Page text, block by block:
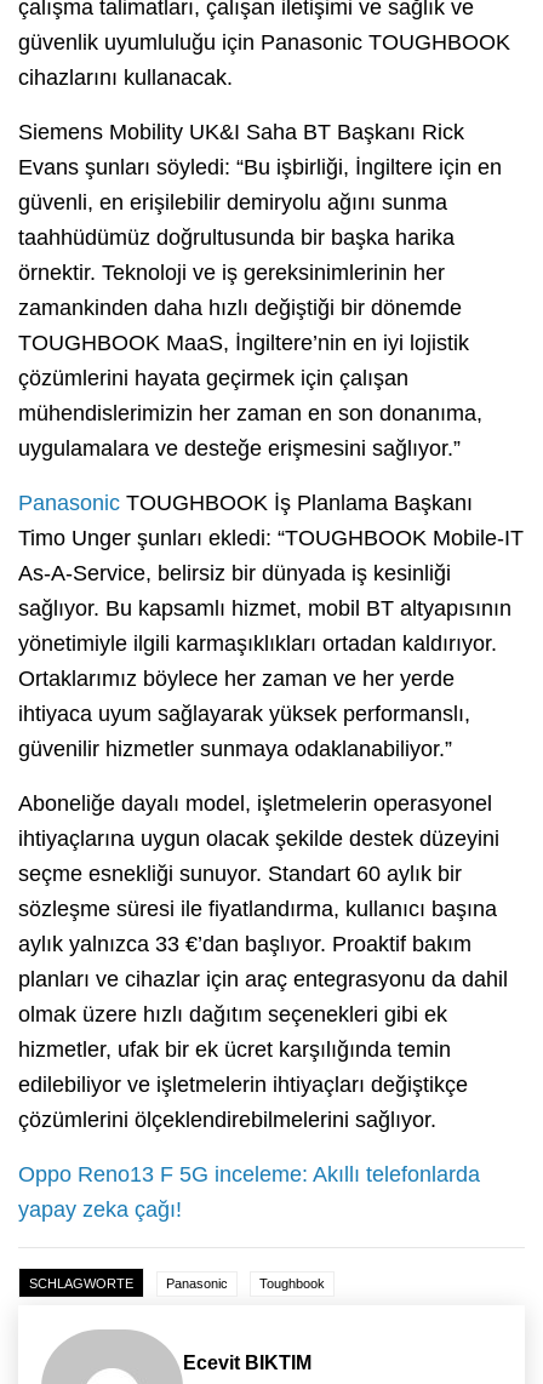
çalışma talimatları, çalışan iletişimi ve sağlık ve
güvenlik uyumluluğu için Panasonic TOUGHBOOK
cihazlarını kullanacak.
Siemens Mobility UK&I Saha BT Başkanı Rick
Evans şunları söyledi: “Bu işbirliği, İngiltere için en
güvenli, en erişilebilir demiryolu ağını sunma
taahhüdümüz doğrultusunda bir başka harika
örnektir. Teknoloji ve iş gereksinimlerinin her
zamankinden daha hızlı değiştiği bir dönemde
TOUGHBOOK MaaS, İngiltere’nin en iyi lojistik
çözümlerini hayata geçirmek için çalışan
mühendislerimizin her zaman en son donanıma,
uygulamalara ve desteğe erişmesini sağlıyor.”
Panasonic TOUGHBOOK İş Planlama Başkanı
Timo Unger şunları ekledi: “TOUGHBOOK Mobile-IT
As-A-Service, belirsiz bir dünyada iş kesinliği
sağlıyor. Bu kapsamlı hizmet, mobil BT altyapısının
yönetimiyle ilgili karmaşıklıkları ortadan kaldırıyor.
Ortaklarımız böylece her zaman ve her yerde
ihtiyaca uyum sağlayarak yüksek performanslı,
güvenilir hizmetler sunmaya odaklanabiliyor.”
Aboneliğe dayalı model, işletmelerin operasyonel
ihtiyaçlarına uygun olacak şekilde destek düzeyini
seçme esnekliği sunuyor. Standart 60 aylık bir
sözleşme süresi ile fiyatlandırma, kullanıcı başına
aylık yalnızca 33 €’dan başlıyor. Proaktif bakım
planları ve cihazlar için araç entegrasyonu da dahil
olmak üzere hızlı dağıtım seçenekleri gibi ek
hizmetler, ufak bir ek ücret karşılığında temin
edilebiliyor ve işletmelerin ihtiyaçları değiştikçe
çözümlerini ölçeklendirebilmelerini sağlıyor.
Oppo Reno13 F 5G inceleme: Akıllı telefonlarda
yapay zeka çağı!
SCHLAGWORTE Panasonic Toughbook
Ecevit BIKTIM